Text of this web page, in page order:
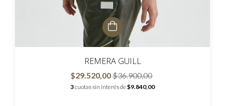
REMERA GUILL
$29.520,00$36.900,00
3cuotas sin interés de$9.840,00